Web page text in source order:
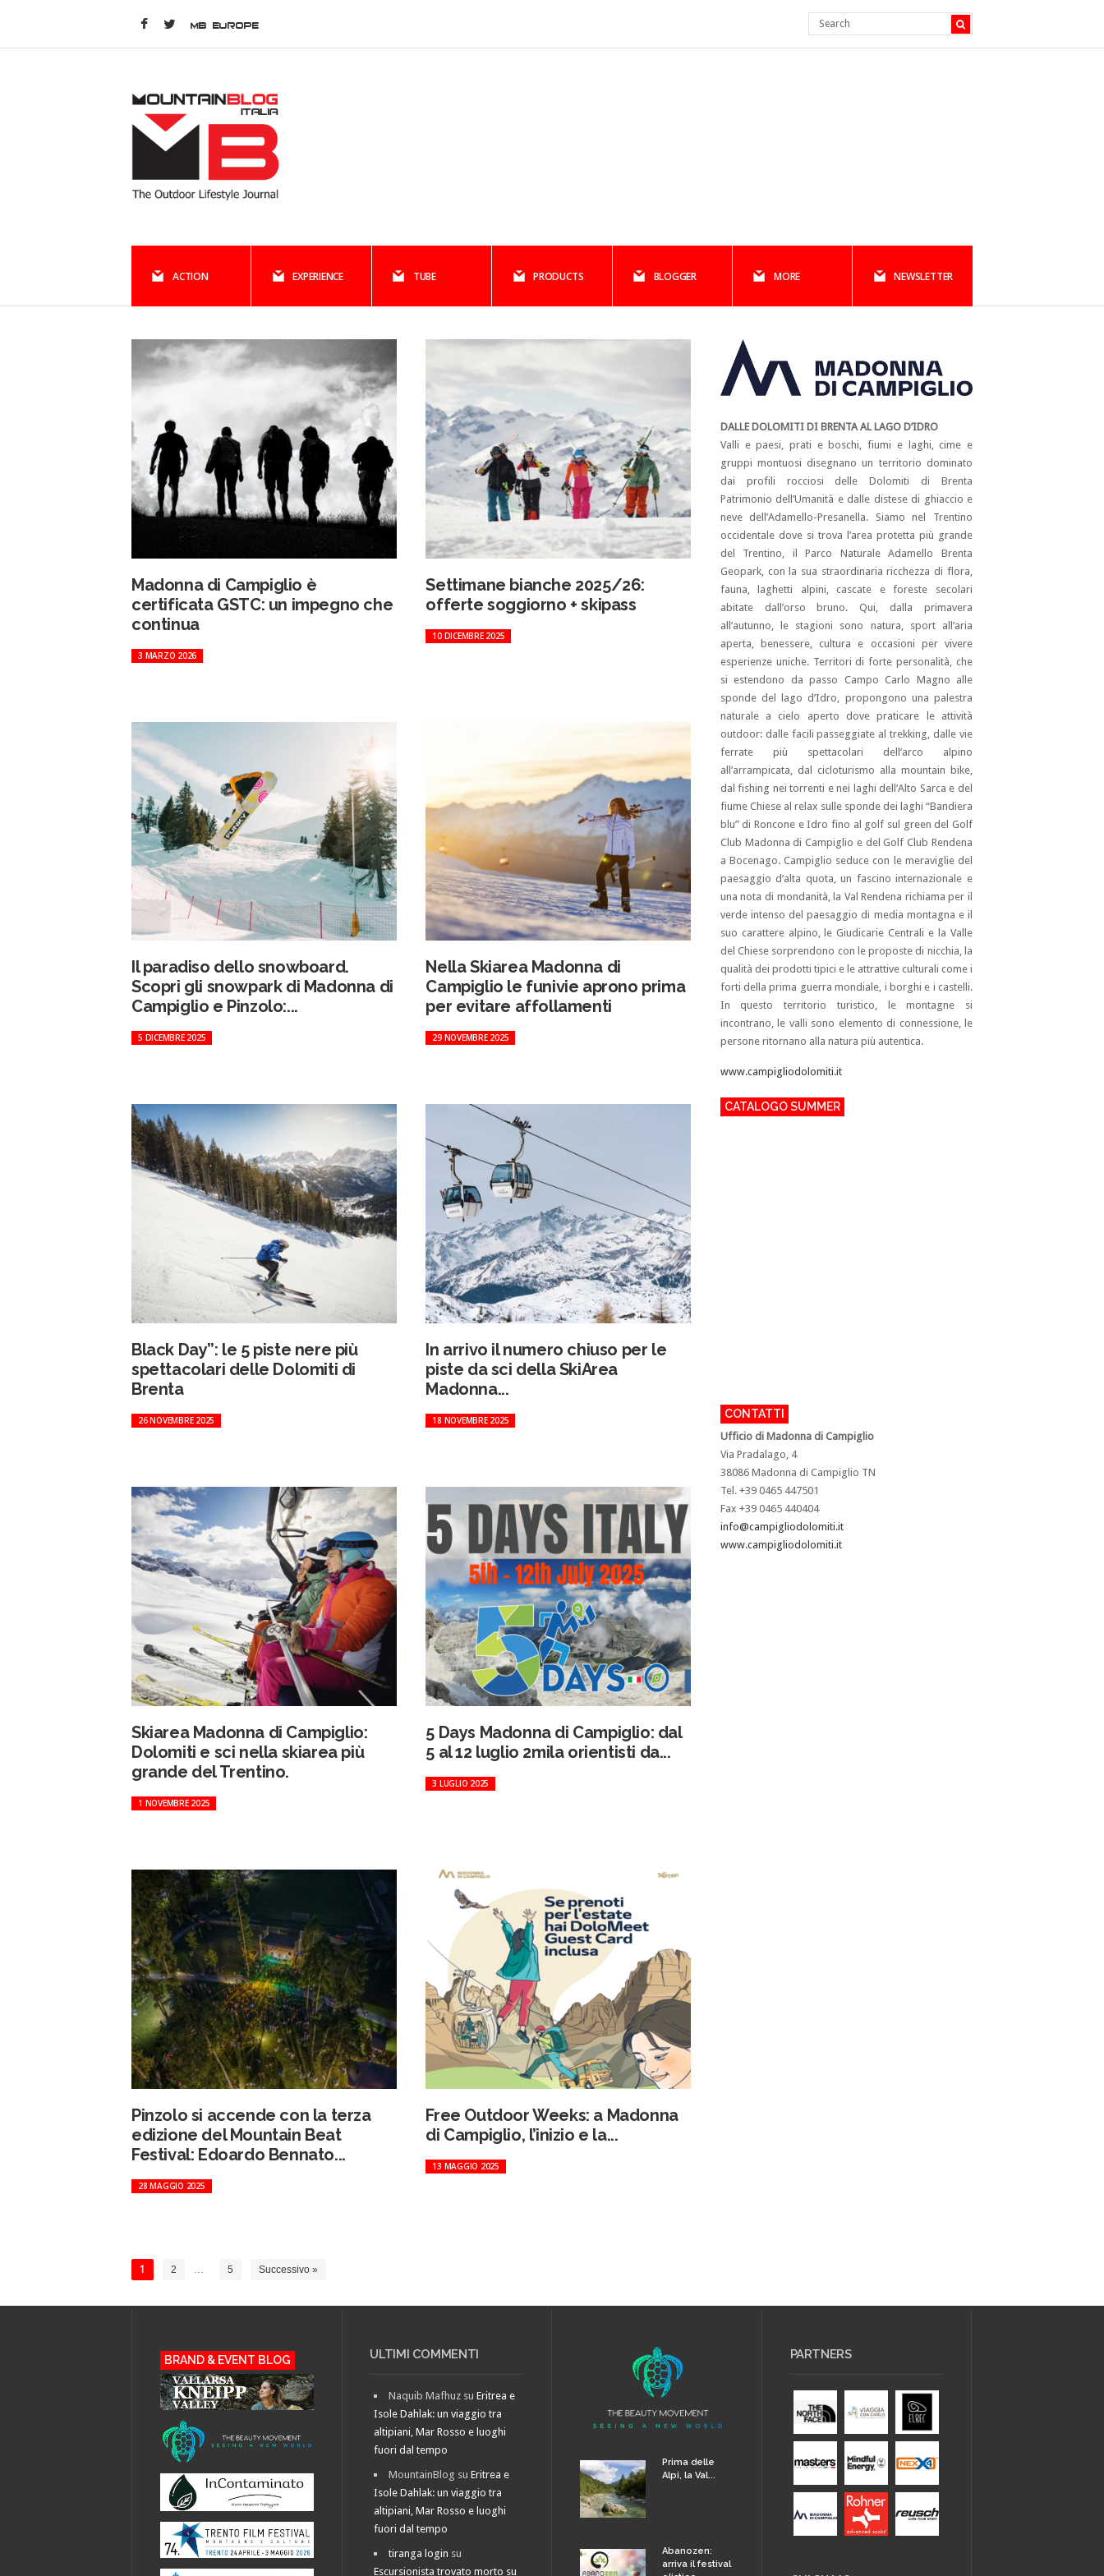
MB EUROPE
ACTION EXPERIENCE TUBE PRODUCTS BLOGGER MORE NEWSLETTER
Madonna di Campiglio è
certificata GSTC: un impegno che
continua
3 MARZO 2026
Settimane bianche 2025/26:
offerte soggiorno + skipass
10 DICEMBRE 2025
Il paradiso dello snowboard.
Scopri gli snowpark di Madonna di
Campiglio e Pinzolo:...
5 DICEMBRE 2025
Nella Skiarea Madonna di
Campiglio le funivie aprono prima
per evitare affollamenti
29 NOVEMBRE 2025
Black Day”: le 5 piste nere più
spettacolari delle Dolomiti di
Brenta
26 NOVEMBRE 2025
In arrivo il numero chiuso per le
piste da sci della SkiArea
Madonna...
18 NOVEMBRE 2025
Skiarea Madonna di Campiglio:
Dolomiti e sci nella skiarea più
grande del Trentino.
1 NOVEMBRE 2025
5 Days Madonna di Campiglio: dal
5 al 12 luglio 2mila orientisti da...
3 LUGLIO 2025
Pinzolo si accende con la terza
edizione del Mountain Beat
Festival: Edoardo Bennato...
28 MAGGIO 2025
Free Outdoor Weeks: a Madonna
di Campiglio, l’inizio e la...
13 MAGGIO 2025
1 2 5 Successivo »
DALLE DOLOMITI DI BRENTA AL LAGO D’IDRO
Valli e paesi, prati e boschi, fiumi e laghi, cime e
gruppi montuosi disegnano un territorio dominato
dai profili rocciosi delle Dolomiti di Brenta
Patrimonio dell’Umanità e dalle distese di ghiaccio e
neve dell’Adamello-Presanella. Siamo nel Trentino
occidentale dove si trova l’area protetta più grande
del Trentino, il Parco Naturale Adamello Brenta
Geopark, con la sua straordinaria ricchezza di flora,
fauna, laghetti alpini, cascate e foreste secolari
abitate dall’orso bruno. Qui, dalla primavera
all’autunno, le stagioni sono natura, sport all’aria
aperta, benessere, cultura e occasioni per vivere
esperienze uniche. Territori di forte personalità, che
si estendono da passo Campo Carlo Magno alle
sponde del lago d’Idro, propongono una palestra
naturale a cielo aperto dove praticare le attività
outdoor: dalle facili passeggiate al trekking, dalle vie
ferrate più spettacolari dell’arco alpino
all’arrampicata, dal cicloturismo alla mountain bike,
dal fishing nei torrenti e nei laghi dell’Alto Sarca e del
fiume Chiese al relax sulle sponde dei laghi “Bandiera
blu” di Roncone e Idro fino al golf sul green del Golf
Club Madonna di Campiglio e del Golf Club Rendena
a Bocenago. Campiglio seduce con le meraviglie del
paesaggio d’alta quota, un fascino internazionale e
una nota di mondanità, la Val Rendena richiama per il
verde intenso del paesaggio di media montagna e il
suo carattere alpino, le Giudicarie Centrali e la Valle
del Chiese sorprendono con le proposte di nicchia, la
qualità dei prodotti tipici e le attrattive culturali come i
forti della prima guerra mondiale, i borghi e i castelli.
In questo territorio turistico, le montagne si
incontrano, le valli sono elemento di connessione, le
persone ritornano alla natura più autentica.
www.campigliodolomiti.it
CATALOGO SUMMER
CONTATTI
Ufficio di Madonna di Campiglio
Via Pradalago, 4
38086 Madonna di Campiglio TN
Tel. +39 0465 447501
Fax +39 0465 440404
info@campigliodolomiti.it
www.campigliodolomiti.it
BRAND & EVENT BLOG ULTIMI COMMENTI
Naquib Mafhuz suEritrea e
Isole Dahlak: un viaggio tra
altipiani, Mar Rosso e luoghi
fuori dal tempo
MountainBlog suEritrea e
Isole Dahlak: un viaggio tra
altipiani, Mar Rosso e luoghi
fuori dal tempo
tiranga login su
Escursionista trovato morto su
Prima delle
Alpi, la Val...
Abanozen:
arriva il festival
PARTNERS